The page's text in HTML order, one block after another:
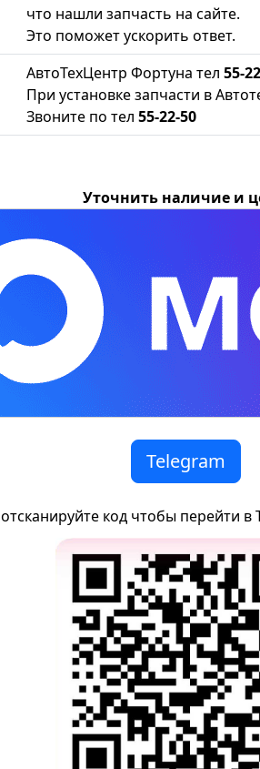
что нашли запчасть на сайте.
Это поможет ускорить ответ.
АвтоТехЦентр Фортуна тел 55-
При установке запчасти в
Звоните по тел 55-22-50
Уточнить наличие и
Telegram
отсканируйте код чтобы перейти в